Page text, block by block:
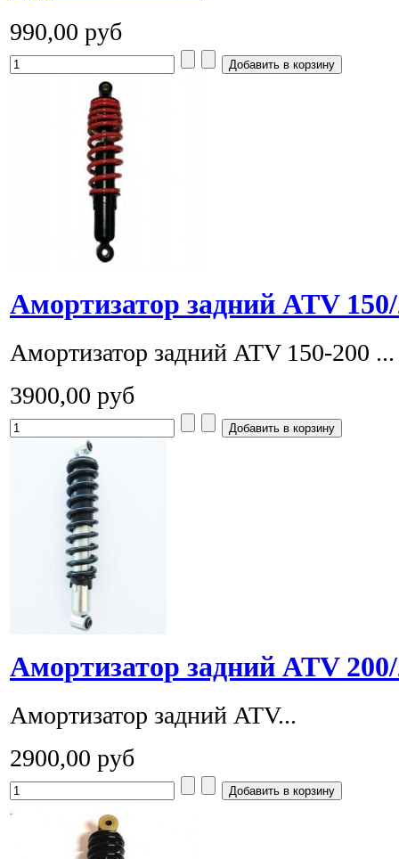
990,00 руб
Амортизатор задний ATV
Амортизатор задний ATV 150-200 ...
3900,00 руб
Амортизатор задний ATV
Амортизатор задний ATV...
2900,00 руб